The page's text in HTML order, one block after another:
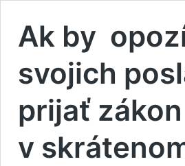
Ak by
svojich
prijať
v